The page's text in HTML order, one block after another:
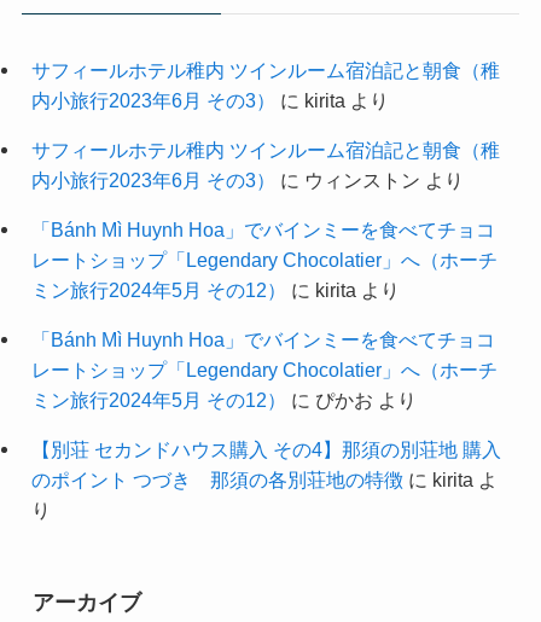
サフィールホテル稚内 ツインルーム宿泊記と朝食（稚
内小旅行2023年6月 その3）
に kirita より
サフィールホテル稚内 ツインルーム宿泊記と朝食（稚
内小旅行2023年6月 その3）
に ウィンストン より
「Bánh Mì Huynh Hoa」でバインミーを食べてチョコ
レートショップ「Legendary Chocolatier」へ（ホーチ
ミン旅行2024年5月 その12）
に kirita より
「Bánh Mì Huynh Hoa」でバインミーを食べてチョコ
レートショップ「Legendary Chocolatier」へ（ホーチ
ミン旅行2024年5月 その12）
に ぴかお より
【別荘 セカンドハウス購入 その4】那須の別荘地 購入
のポイント つづき 那須の各別荘地の特徴に kirita よ
り
アーカイブ